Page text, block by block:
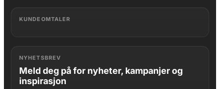
KUNDEOMTALER
NYHETSBREV
Meld deg på for nyheter, kampanjer og
inspirasjon